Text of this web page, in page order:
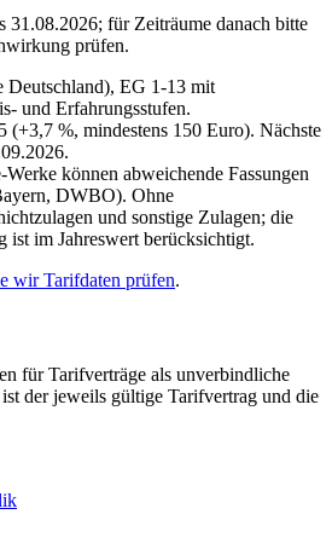
31.08.2026; für Zeiträume danach bitte
prüfen.
EG 1-13 mit
und Erfahrungsstufen.
(+3,7 %, mindestens 150 Euro). Nächste
können abweichende Fassungen
DWBO). Ohne
und sonstige Zulagen; die
ist im Jahreswert berücksichtigt.
wir Tarifdaten prüfen.
für Tarifverträge als unverbindliche
der jeweils gültige Tarifvertrag und die